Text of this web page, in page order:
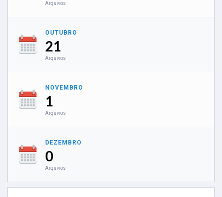
Arquivos
OUTUBRO
21
Arquivos
NOVEMBRO
1
Arquivos
DEZEMBRO
0
Arquivos